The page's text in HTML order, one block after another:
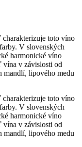
toto víno
V slovenských
harmonické víno
v závislosti od
mandlí, lipového medu
toto víno
V slovenských
harmonické víno
v závislosti od
mandlí, lipového medu